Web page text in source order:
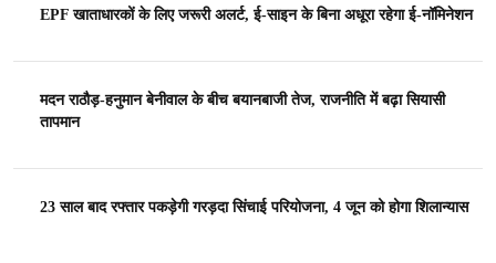
EPF खाताधारकों के लिए जरूरी अलर्ट, ई-साइन के बिना अधूरा रहेगा ई-नॉमिनेशन
मदन राठौड़-हनुमान बेनीवाल के बीच बयानबाजी तेज, राजनीति में बढ़ा सियासी
तापमान
23 साल बाद रफ्तार पकड़ेगी गरड़दा सिंचाई परियोजना, 4 जून को होगा शिलान्यास